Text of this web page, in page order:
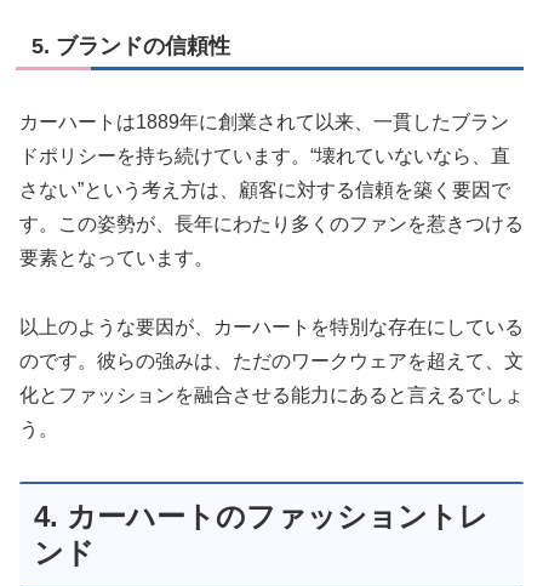
5. ブランドの信頼性
カーハートは1889年に創業されて以来、一貫したブラン
ドポリシーを持ち続けています。“壊れていないなら、直
さない”という考え方は、顧客に対する信頼を築く要因で
す。この姿勢が、長年にわたり多くのファンを惹きつける
要素となっています。
以上のような要因が、カーハートを特別な存在にしている
のです。彼らの強みは、ただのワークウェアを超えて、文
化とファッションを融合させる能力にあると言えるでしょ
う。
4. カーハートのファッショントレ
ンド